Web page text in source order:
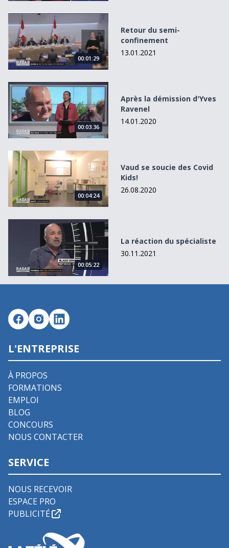
Retour du semi-confinement
00:01:29
Retour du semi-
confinement
13.01.2021
Après la démission d&#039;Yves Ravenel
00:03:36
Après la démission d'Yves
Ravenel
14.01.2020
Vaud se soucie des Covid Kids!
00:04:24
Vaud se soucie des Covid
Kids!
26.08.2020
La réaction du spécialiste
00:05:22
La réaction du spécialiste
30.11.2021
L'ENTREPRISE
À PROPOS
FORMATIONS
EMPLOI
BLOG
CONCOURS
NOUS CONTACTER
SERVICE
NOUS RECEVOIR
ESPACE PRO
PUBLICITÉ